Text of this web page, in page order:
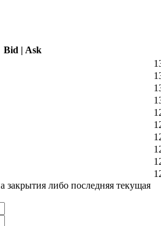
Bid | Ask
закрытия либо последняя текущая